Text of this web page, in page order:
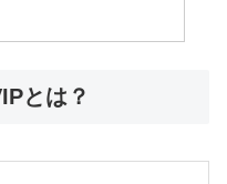
とは？